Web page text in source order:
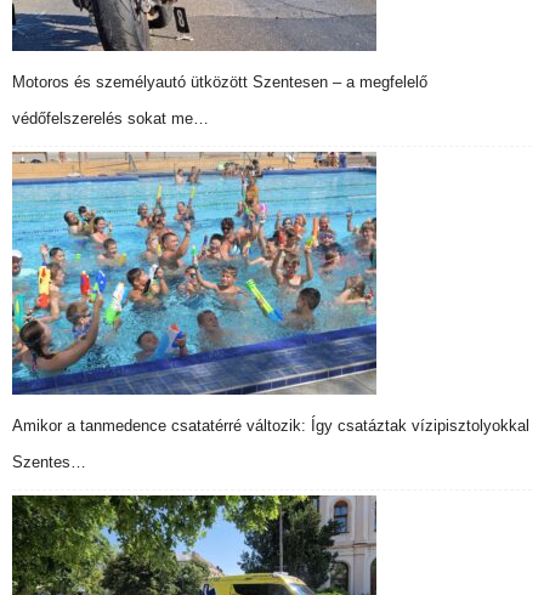
Motoros és személyautó ütközött Szentesen – a megfelelő
védőfelszerelés sokat me…
Amikor a tanmedence csatatérré változik: Így csatáztak vízipisztolyokkal
Szentes…